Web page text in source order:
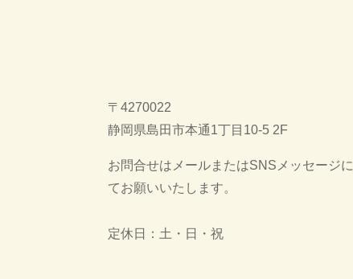
〒4270022
静岡県島田市本通1丁目10-5 2F
お問合せはメールまたはSNSメッセージに
てお願いいたします。
定休日：土・日・祝